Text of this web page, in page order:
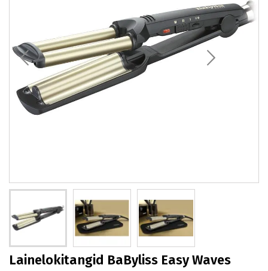
Lainelokitangid BaByliss Easy Waves